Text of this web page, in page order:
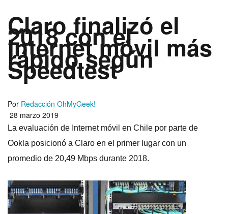
Claro finalizó el
2018 con el
Internet móvil más
rápido según
Speedtest
Por Redacción OhMyGeek!
28 marzo 2019
La evaluación de Internet móvil en Chile por parte de
Ookla posicionó a Claro en el primer lugar con un
promedio de 20,49 Mbps durante 2018.